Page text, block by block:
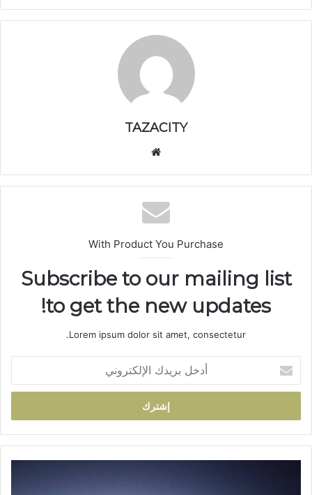
TAZACITY
الوي
ب
With Product You Purchase
Subscribe to our mailing list
to get the new updates!
Lorem ipsum dolor sit amet, consectetur.
خ
ب
ر